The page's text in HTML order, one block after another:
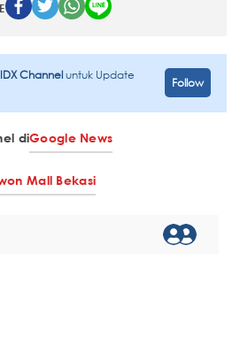
Channeluntuk Update
Follow
diGoogle News
Mall Bekasi